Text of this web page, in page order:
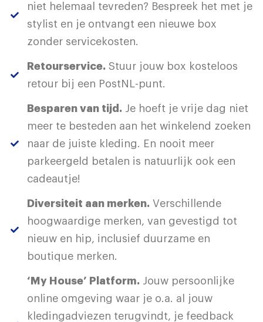
niet helemaal tevreden? Bespreek het met je
stylist en je ontvangt een nieuwe box
zonder servicekosten.
Retourservice.Stuur jouw box kosteloos
retour bij een PostNL-punt.
Besparen van tijd.Je hoeft je vrije dag niet
meer te besteden aan het winkelend zoeken
naar de juiste kleding. En nooit meer
parkeergeld betalen is natuurlijk ook een
cadeautje!
Diversiteit aan merken.Verschillende
hoogwaardige merken, van gevestigd tot
nieuw en hip, inclusief duurzame en
boutique merken.
‘My House’ Platform.Jouw persoonlijke
online omgeving waar je o.a. al jouw
kledingadviezen terugvindt, je feedback